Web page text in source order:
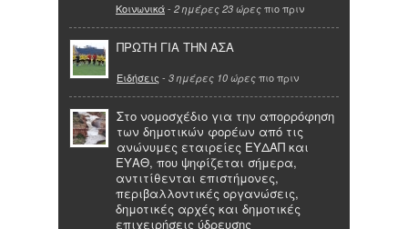
Κοινωνικά- 2 ημέρες 23 ώρες πιο πριν
ΠΡΩΤΗ ΓΙΑ ΤΗΝ ΑΣΑ
Ειδήσεις - 3 ημέρες 10 ώρες πιο πριν
Στο νομοσχέδιο για την απορρόφηση
των δημοτικών φορέων από τις
ανώνυμες εταιρείες ΕΥΔΑΠ και
ΕΥΑΘ, που ψηφίζεται σήμερα,
αντιτίθενται επιστήμονες,
περιβαλλοντικές οργανώσεις,
δημοτικές αρχές και δημοτικές
επιχειρήσεις ύδρευσης